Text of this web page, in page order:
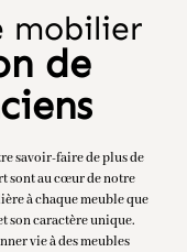
mobilier
de
savoir-faire de plus de
sont au cœur de notre
à chaque meuble que
son caractère unique.
vie à des meubles